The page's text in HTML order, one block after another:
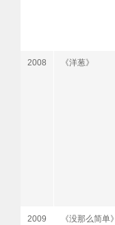
2008 《洋葱》
2009 《没那么简单》